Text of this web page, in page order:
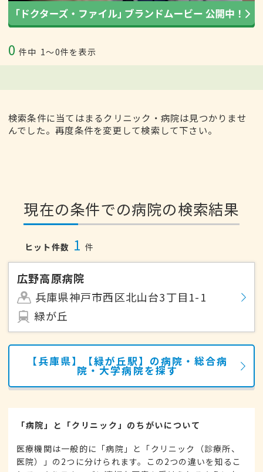
0 件中 1〜0件を表示
検索条件に当てはまるクリニック・病院は見つかりませ
んでした。再度条件を変更して検索して下さい。
現在の条件での病院の検索結果
ヒット件数 1 件
広野高原病院
兵庫県神戸市西区北山台3丁目1-1
緑が丘
【兵庫県】【緑が丘駅】の病院・総合病
院・大学病院を探す
「病院」と「クリニック」のちがいについて
医療機関は一般的に「病院」と「クリニック（診療所、
医院）」の2つに分けられます。この2つの違いを知るこ